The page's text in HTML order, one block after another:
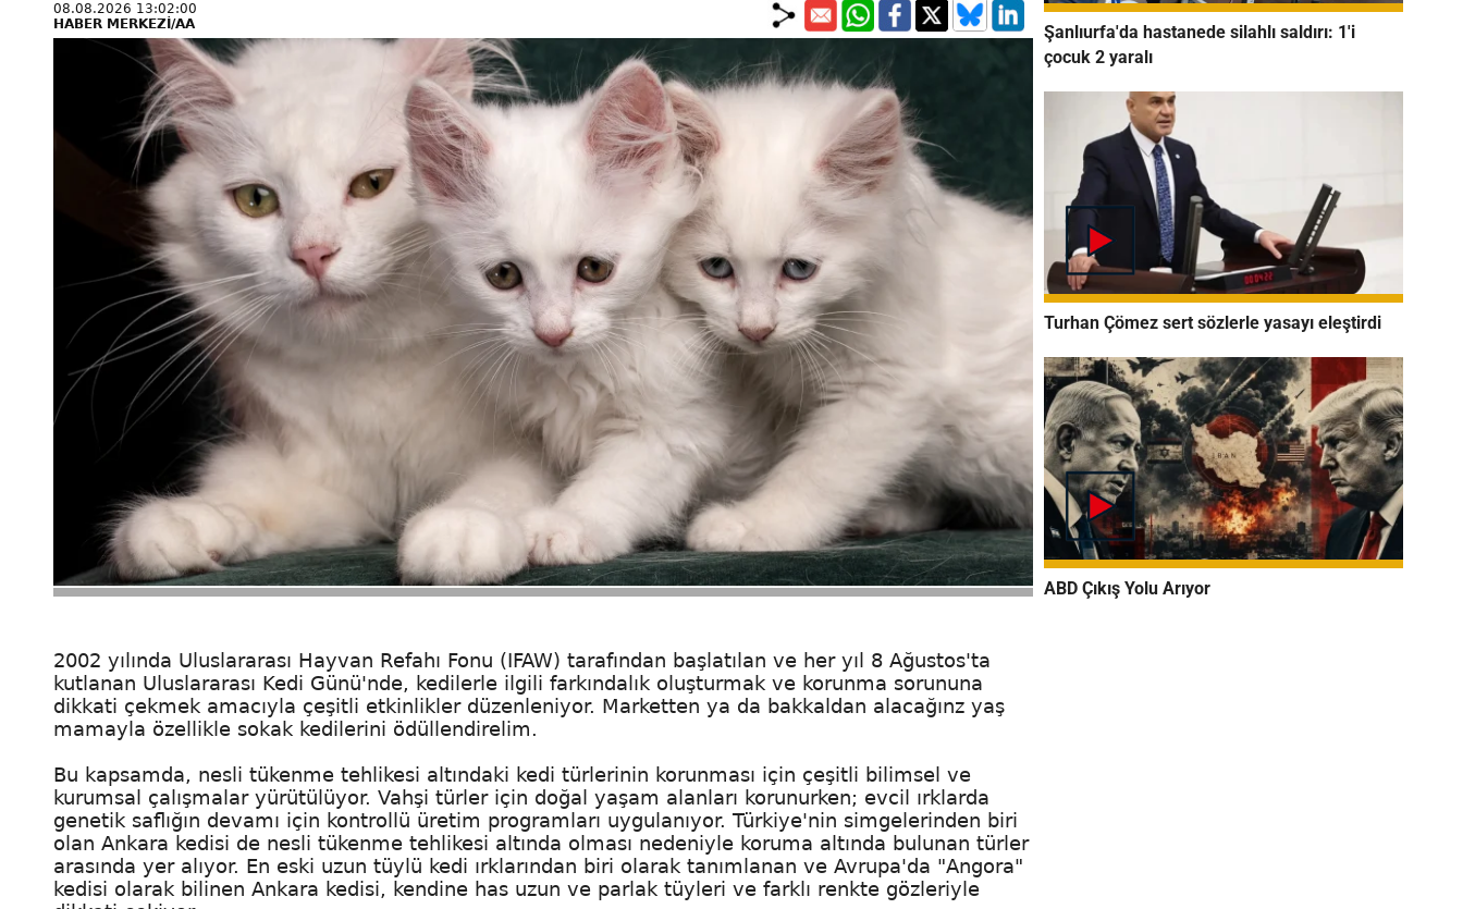
08.08.2026 13:02:00
HABER MERKEZİ/AA
2002 yılında Uluslararası Hayvan Refahı Fonu (IFAW) tarafından başlatılan ve her yıl 8 Ağustos'ta
kutlanan Uluslararası Kedi Günü'nde, kedilerle ilgili farkındalık oluşturmak ve korunma sorununa
dikkati çekmek amacıyla çeşitli etkinlikler düzenleniyor. Marketten ya da bakkaldan alacağınz yaş
mamayla özellikle sokak kedilerini ödüllendirelim.
Bu kapsamda, nesli tükenme tehlikesi altındaki kedi türlerinin korunması için çeşitli bilimsel ve
kurumsal çalışmalar yürütülüyor. Vahşi türler için doğal yaşam alanları korunurken; evcil ırklarda
genetik saflığın devamı için kontrollü üretim programları uygulanıyor. Türkiye'nin simgelerinden biri
olan Ankara kedisi de nesli tükenme tehlikesi altında olması nedeniyle koruma altında bulunan türler
arasında yer alıyor. En eski uzun tüylü kedi ırklarından biri olarak tanımlanan ve Avrupa'da "Angora"
kedisi olarak bilinen Ankara kedisi, kendine has uzun ve parlak tüyleri ve farklı renkte gözleriyle
Şanlıurfa'da hastanede silahlı saldırı: 1'i
çocuk 2 yaralı
Turhan Çömez sert sözlerle yasayı eleştirdi
ABD Çıkış Yolu Arıyor